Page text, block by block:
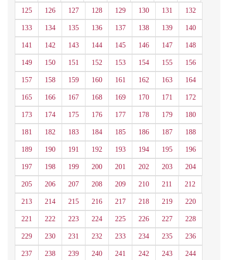
125 126 127 128 129 130 131 132
133 134 135 136 137 138 139 140
141 142 143 144 145 146 147 148
149 150 151 152 153 154 155 156
157 158 159 160 161 162 163 164
165 166 167 168 169 170 171 172
173 174 175 176 177 178 179 180
181 182 183 184 185 186 187 188
189 190 191 192 193 194 195 196
197 198 199 200 201 202 203 204
205 206 207 208 209 210 211 212
213 214 215 216 217 218 219 220
221 222 223 224 225 226 227 228
229 230 231 232 233 234 235 236
237 238 239 240 241 242 243 244